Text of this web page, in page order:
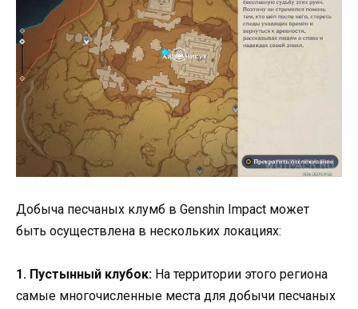
Добыча песчаных клумб в Genshin Impact может
быть осуществлена в нескольких локациях:
1. Пустынный клубок: На территории этого региона
самые многочисленные места для добычи песчаных